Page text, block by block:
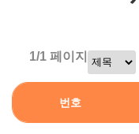
1/1 페이지
번호